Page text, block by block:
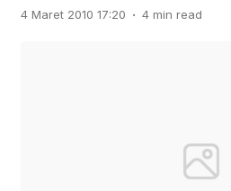
4 Maret 2010 17:20 . 4 min read